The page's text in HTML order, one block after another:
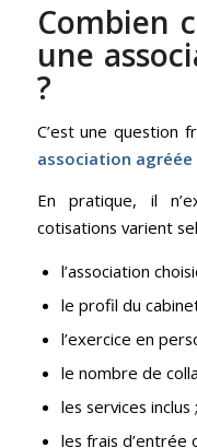
Combien
une
?
C’est une question
association agréée
En pratique, il
cotisations varient
l’association
le profil du
l’exercice en
le nombre de
les services inclus ;
les frais d’entrée